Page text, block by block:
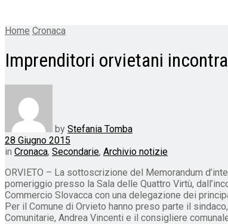
Home Cronaca
Imprenditori orvietani
by Stefania Tomba
28 Giugno 2015
in Cronaca, Secondarie, Archivio notizie
ORVIETO – La sottoscrizione del Memorandum
pomeriggio presso la Sala delle Quattro Virtù,
Commercio Slovacca con una delegazione dei
Per il Comune di Orvieto hanno preso parte il
Comunitarie, Andrea Vincenti e il consigliere